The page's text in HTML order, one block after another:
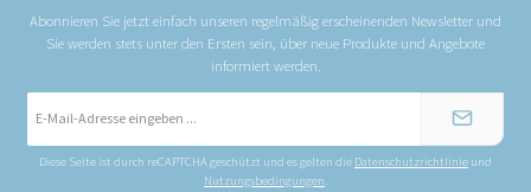
Abonnieren Sie jetzt einfach unseren regelmäßig erscheinenden Newsletter und
Sie werden stets unter den Ersten sein, über neue Produkte und Angebote
informiert werden.
Mail-
Diese Seite ist durch reCAPTCHA geschützt und es gelten die Datenschutzrichtlinie und
Nutzungsbedingungen.